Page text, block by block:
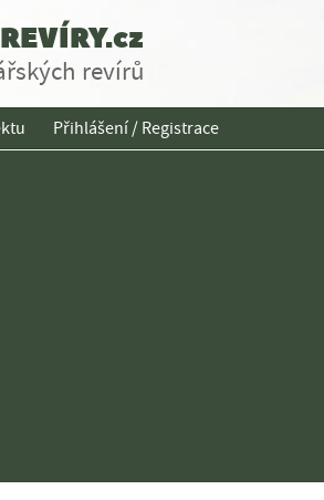
revírů
Přihlášení / Registrace